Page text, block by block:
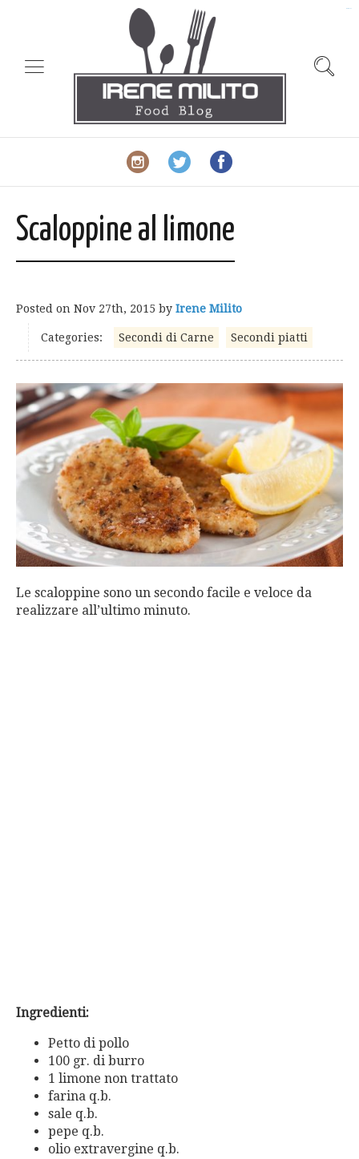
Scaloppine al limone
Posted on Nov 27th, 2015 by Irene Milito
Categories: Secondi di Carne Secondi piatti
Le scaloppine sono un secondo facile e veloce da
realizzare all’ultimo minuto.
Ingredienti:
Petto di pollo
100 gr. di burro
1 limone non trattato
farina q.b.
sale q.b.
pepe q.b.
olio extravergine q.b.